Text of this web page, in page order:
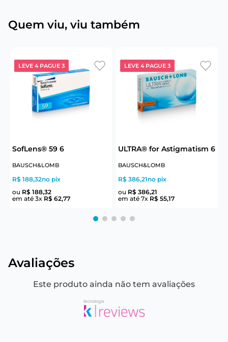
Quem viu, viu também
LEVE 4 PAGUE 3
SofLens® 59 6
BAUSCH&LOMB
R$ 188,32no pix
ou R$ 188,32
em até 3x R$ 62,77
LEVE 4 PAGUE 3
ULTRA® for Astigmatism 6
BAUSCH&LOMB
R$ 386,21no pix
ou R$ 386,21
em até 7x R$ 55,17
Avaliações
Este produto ainda não tem avaliações